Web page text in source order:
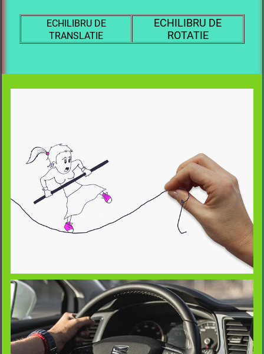
ECHILIBRU DE
TRANSLATIE
ECHILIBRU DE
ROTATIE